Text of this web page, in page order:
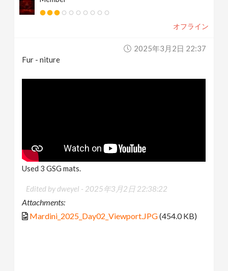
オフライン
2025年3月2日 22:37
Fur - niture
Used 3 GSG mats.
Edited by dweyel - 2025年3月2日 22:38:22
Attachments:
Mardini_2025_Day02_Viewport.JPG(454.0 KB)